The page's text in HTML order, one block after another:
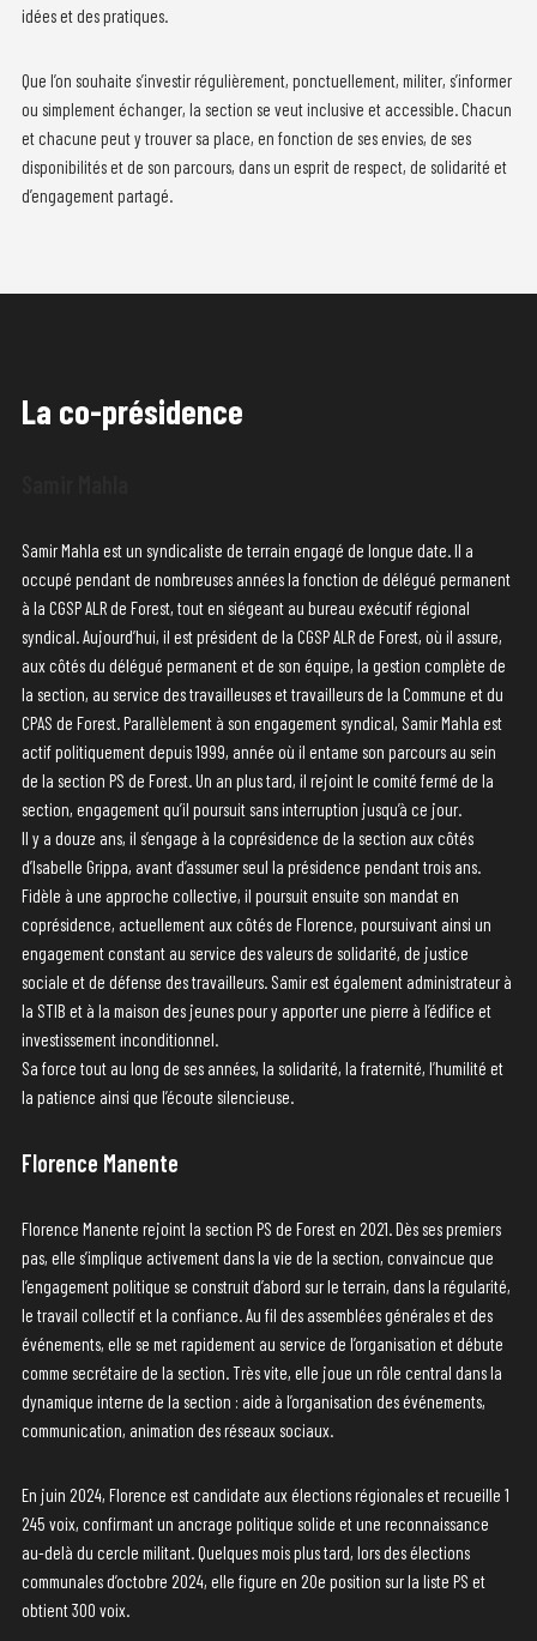
idées et des pratiques.
Que l’on souhaite s’investir régulièrement, ponctuellement, militer, s’informer
ou simplement échanger, la section se veut inclusive et accessible. Chacun
et chacune peut y trouver sa place, en fonction de ses envies, de ses
disponibilités et de son parcours, dans un esprit de respect, de solidarité et
d’engagement partagé.
La co-présidence
Samir Mahla est un syndicaliste de terrain engagé de longue date. Il a
occupé pendant de nombreuses années la fonction de délégué permanent
à la CGSP ALR de Forest, tout en siégeant au bureau exécutif régional
syndical. Aujourd’hui, il est président de la CGSP ALR de Forest, où il assure,
aux côtés du délégué permanent et de son équipe, la gestion complète de
la section, au service des travailleuses et travailleurs de la Commune et du
CPAS de Forest. Parallèlement à son engagement syndical, Samir Mahla est
actif politiquement depuis 1999, année où il entame son parcours au sein
de la section PS de Forest. Un an plus tard, il rejoint le comité fermé de la
section, engagement qu’il poursuit sans interruption jusqu’à ce jour.
Il y a douze ans, il s’engage à la coprésidence de la section aux côtés
d’Isabelle Grippa, avant d’assumer seul la présidence pendant trois ans.
Fidèle à une approche collective, il poursuit ensuite son mandat en
coprésidence, actuellement aux côtés de Florence, poursuivant ainsi un
engagement constant au service des valeurs de solidarité, de justice
sociale et de défense des travailleurs. Samir est également administrateur à
la STIB et à la maison des jeunes pour y apporter une pierre à l’édifice et
investissement inconditionnel.
Sa force tout au long de ses années, la solidarité, la fraternité, l’humilité et
la patience ainsi que l’écoute silencieuse.
Florence Manente
Florence Manente rejoint la section PS de Forest en 2021. Dès ses premiers
pas, elle s’implique activement dans la vie de la section, convaincue que
l’engagement politique se construit d’abord sur le terrain, dans la régularité,
le travail collectif et la confiance. Au fil des assemblées générales et des
événements, elle se met rapidement au service de l’organisation et débute
comme secrétaire de la section. Très vite, elle joue un rôle central dans la
dynamique interne de la section : aide à l’organisation des événements,
communication, animation des réseaux sociaux.
En juin 2024, Florence est candidate aux élections régionales et recueille 1
245 voix, confirmant un ancrage politique solide et une reconnaissance
au-delà du cercle militant. Quelques mois plus tard, lors des élections
communales d’octobre 2024, elle figure en 20e position sur la liste PS et
obtient 300 voix.